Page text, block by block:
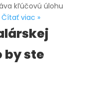
kľúčovú úlohu
Čítať viac »Diplomová
práca
abstrakt
–
by ste